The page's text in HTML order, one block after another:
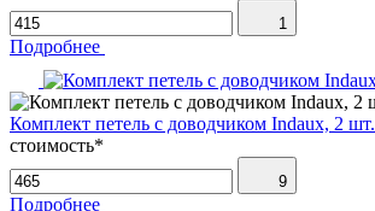
1
Подробнее
Комплект петель с доводчиком Indaux, 2 шт.
стоимость*
9
Подробнее